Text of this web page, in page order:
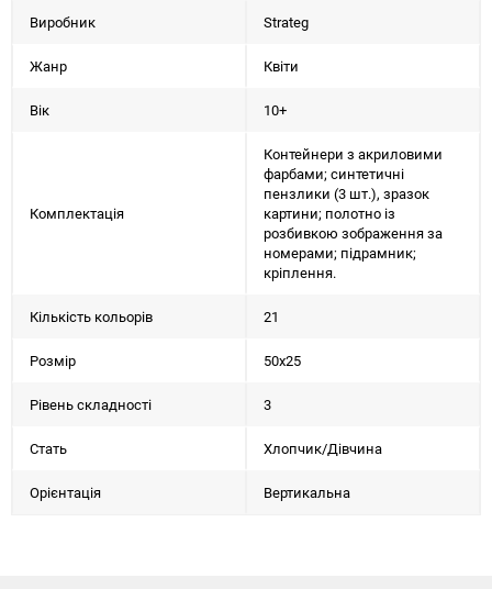
Виробник
Strateg
Жанр Квіти
Вік 10+
Комплектація
Контейнери з акриловими
фарбами; синтетичні
пензлики (3 шт.), зразок
картини; полотно із
розбивкою зображення за
номерами; підрамник;
кріплення.
Кількість кольорів 21
Розмір 50х25
Рівень складності 3
Стать Хлопчик/Дiвчина
Орієнтація Вертикальна